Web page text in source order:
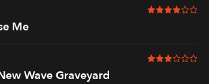
4 av 6 i
Me
3 av 6 i
Wave Graveyard